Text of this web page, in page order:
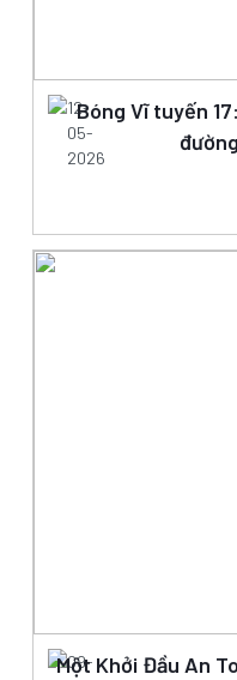
Bóng Vĩ tuyến
12-
05-
2026
Một Khởi Đầu An
09-